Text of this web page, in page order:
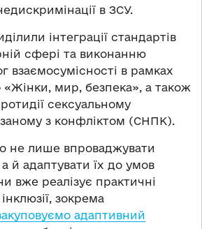
в ЗСУ.
інтеграції стандартів
сфері та виконанню
взаємосумісності в рамках
«Жінки, мир, безпека», а також
сексуальному
з конфліктом (СНПК).
не лише впроваджувати
й адаптувати їх до умов
вже реалізує практичні
зокрема
адаптивний